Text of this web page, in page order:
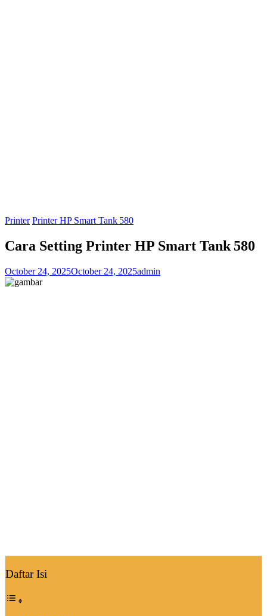
Printer Printer HP Smart Tank 580
Cara Setting Printer HP Smart Tank 580
October 24, 2025October 24, 2025admin
Daftar Isi